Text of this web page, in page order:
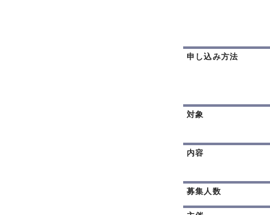
申し込み方法
対象
内容
募集人数